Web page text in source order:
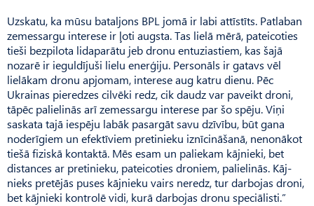
Uzskatu, ka mūsu bataljons BPL jomā ir labi attīstīts. Pat­laban
zemessargu interese ir ļoti augsta. Tas lielā mērā, pateicoties
tieši bezpilota lidaparātu jeb dronu entuziastiem, kas šajā
nozarē ir ieguldījuši lielu enerģiju. Personāls ir gatavs vēl
lielākam dronu apjomam, interese aug katru dienu. Pēc
Ukrainas pieredzes cilvēki redz, cik daudz var paveikt droni,
tāpēc palielinās arī zemessargu interese par šo spēju. Viņi
saskata tajā iespēju labāk pasargāt savu dzīvību, būt gana
noderīgiem un efektīviem pretinieku iznīcināšanā, nenonākot
tiešā fiziskā kontaktā. Mēs esam un paliekam kājnieki, bet
distances ar pretinieku, pateicoties droniem, palielinās. Kāj­
nieks pretējās puses kājnieku vairs neredz, tur darbojas droni,
bet kājnieki kontrolē vidi, kurā darbojas dronu speciālisti.”